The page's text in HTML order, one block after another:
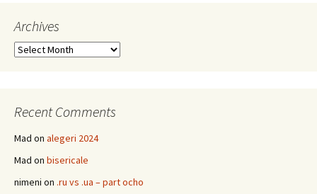
Archives
Archives
Recent Comments
Mad on alegeri 2024
Mad on bisericale
nimeni on .ru vs .ua – part ocho